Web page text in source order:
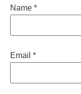
Name *
Email *